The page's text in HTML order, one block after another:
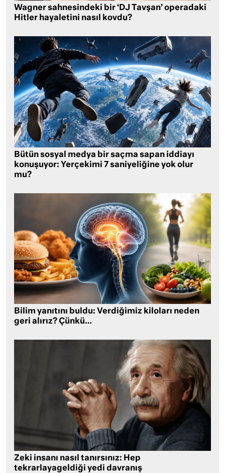
Wagner sahnesindeki bir ‘DJ Tavşan’ operadaki
Hitler hayaletini nasıl kovdu?
Bütün sosyal medya bir saçma sapan iddiayı
konuşuyor: Yerçekimi 7 saniyeliğine yok olur
mu?
Bilim yanıtını buldu: Verdiğimiz kiloları neden
geri alırız? Çünkü…
Zeki insanı nasıl tanırsınız: Hep
tekrarlayageldiği yedi davranış